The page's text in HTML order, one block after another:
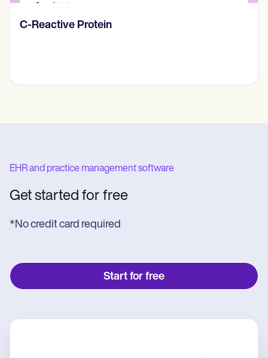
Diario de pensamientos
EHR and practice management software
Get started for free
*No credit card required
Start for free